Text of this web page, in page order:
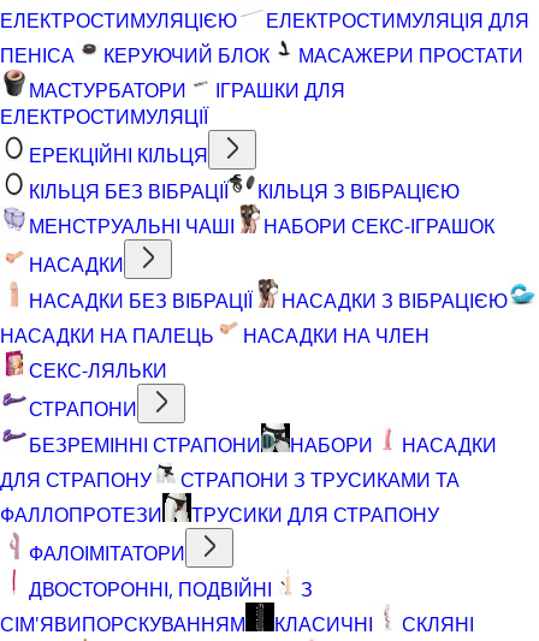
ЕЛЕКТРОСТИМУЛЯЦІЄЮ
ЕЛЕКТРОСТИМУЛЯЦІЯ ДЛЯ
ПЕНІСА
КЕРУЮЧИЙ БЛОК
МАСАЖЕРИ ПРОСТАТИ
МАСТУРБАТОРИ
ІГРАШКИ ДЛЯ
ЕЛЕКТРОСТИМУЛЯЦІЇ
ЕРЕКЦІЙНІ КІЛЬЦЯ
КІЛЬЦЯ БЕЗ ВІБРАЦІЇ
КІЛЬЦЯ З ВІБРАЦІЄЮ
МЕНСТРУАЛЬНІ ЧАШІ
НАБОРИ СЕКС-ІГРАШОК
НАСАДКИ
НАСАДКИ БЕЗ ВІБРАЦІЇ
НАСАДКИ З ВІБРАЦІЄЮ
НАСАДКИ НА ПАЛЕЦЬ
НАСАДКИ НА ЧЛЕН
СЕКС-ЛЯЛЬКИ
СТРАПОНИ
БЕЗРЕМІННІ СТРАПОНИ
НАБОРИ
НАСАДКИ
ДЛЯ СТРАПОНУ
СТРАПОНИ З ТРУСИКАМИ ТА
ФАЛЛОПРОТЕЗИ
ТРУСИКИ ДЛЯ СТРАПОНУ
ФАЛОІМІТАТОРИ
ДВОСТОРОННІ, ПОДВІЙНІ
З
СІМ'ЯВИПОРСКУВАННЯМ
КЛАСИЧНІ
СКЛЯНІ